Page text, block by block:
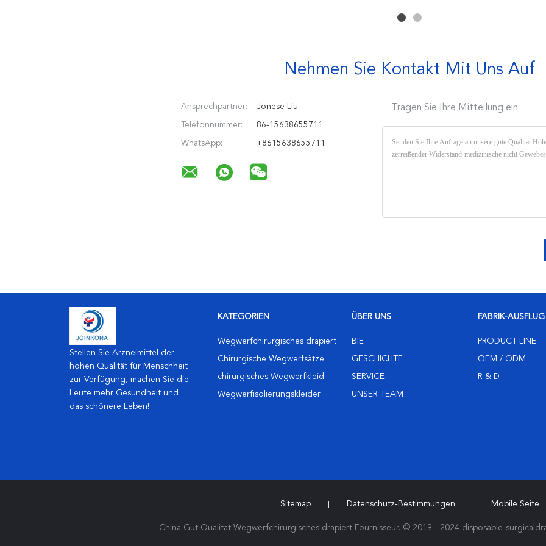
Nehmen Sie Kontakt Mit Uns Auf
Ansprechpartner: Jonese Liu
Telefonnummer: 86-15638655711
WhatsApp: +8615638655711
Tragen Sie Ihre Mitteilung ein
Stellen Sie Arzneimittel der
hohen Qualität für Menschheit
zur Verfügung, machen Sie die
Leute mehr Gesundheit und
das schönere Leben!
KATEGORIEN
Wegwerfchirurgisches drapiert
Chirurgische Wegwerfsätze
chirurgisches Wegwerfkleid
Wegwerfisolierungskleider
ÜBER UNS
BIE
GESCHICHTE
SERVICE
UNSER TEAM
FABRIK-AUSFLUG
PRODUCT LINE
OEM / ODM
R & D
Sitemap Datenschutz-Bestimmungen Mobile Seite
China Gut Qualität Wegwerfchirurgisches drapiert Fournisseur. © 2019 - 2024 disposable-